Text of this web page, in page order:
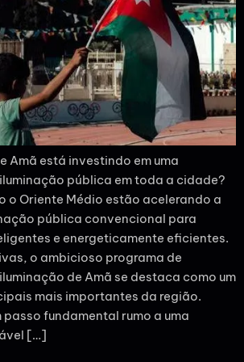
Amã está investindo em uma
pública em toda a cidade?
o Oriente Médio estão acelerando a
pública convencional para
e energeticamente eficientes.
o ambicioso programa de
de Amã se destaca como um
mais importantes da região.
passo fundamental rumo a uma
[…]